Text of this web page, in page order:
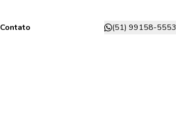
Contato (51) 99158-5553